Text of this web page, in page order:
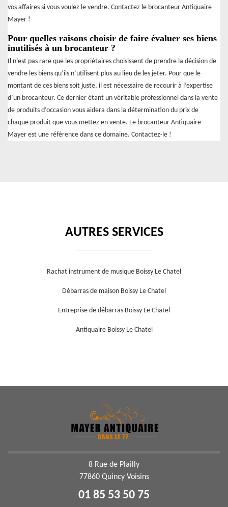
vos affaires si vous voulez le vendre. Contactez le brocanteur Antiquaire
Mayer !
Pour quelles raisons choisir de faire évaluer ses biens
inutilisés à un brocanteur ?
Il n’est pas rare que les propriétaires choisissent de prendre la décision de
vendre les biens qu’ils n’utilisent plus au lieu de les jeter. Pour que le
montant de ces biens soit juste, il est nécessaire de recourir à l’expertise
d’un brocanteur. Ce dernier étant un véritable professionnel dans la vente
de produits d’occasion vous aidera dans la détermination du prix de
chaque produit que vous mettez en vente. Le brocanteur Antiquaire
Mayer est une référence dans ce domaine. Contactez-le !
AUTRES SERVICES
Rachat instrument de musique Boissy Le Chatel
Débarras de maison Boissy Le Chatel
Entreprise de débarras Boissy Le Chatel
Antiquaire Boissy Le Chatel
8 Rue de Plailly
77860 Quincy Voisins
01 85 53 50 75